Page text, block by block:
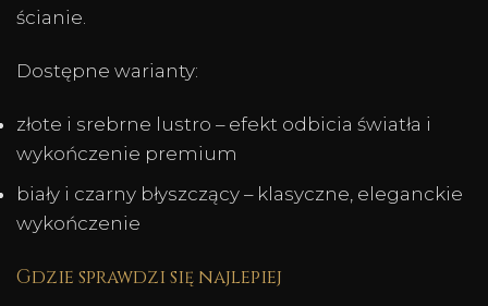
ścianie.
Dostępne warianty:
złote i srebrne lustro – efekt odbicia światła i
wykończenie premium
biały i czarny błyszczący – klasyczne, eleganckie
wykończenie
Gdzie sprawdzi się najlepiej